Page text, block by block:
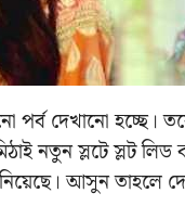
পর্ব দেখানো হচ্ছে।
নতুন স্লটে স্লট
আসুন তাহলে